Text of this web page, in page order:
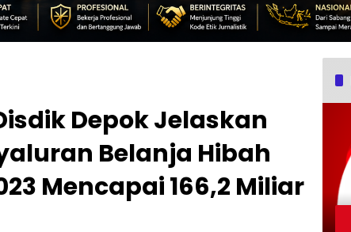
Depok Jelaskan
Belanja Hibah
Mencapai 166,2 Miliar